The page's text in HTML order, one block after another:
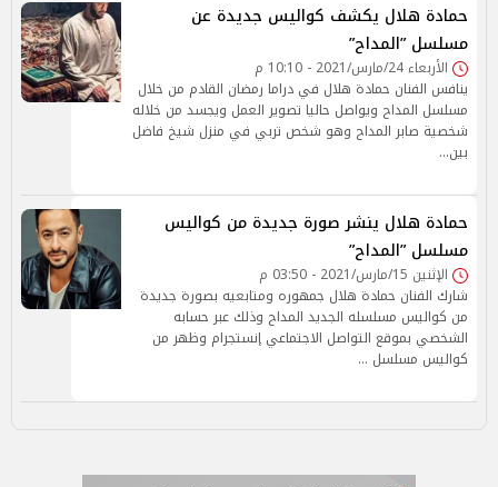
حمادة هلال يكشف كواليس جديدة عن
مسلسل ”المداح”
الأربعاء 24/مارس/2021 - 10:10 م
ينافس الفنان حمادة هلال في دراما رمضان القادم من خلال
مسلسل المداح ويواصل حاليا تصوير العمل ويجسد من خلاله
شخصية صابر المداح وهو شخص تربي في منزل شيخ فاضل
بين…
حمادة هلال ينشر صورة جديدة من كواليس
مسلسل ”المداح”
الإثنين 15/مارس/2021 - 03:50 م
شارك الفنان حمادة هلال جمهوره ومتابعيه بصورة جديدة
من كواليس مسلسله الجديد المداح وذلك عبر حسابه
الشخصي بموقع التواصل الاجتماعي إنستجرام وظهر من
كواليس مسلسل …